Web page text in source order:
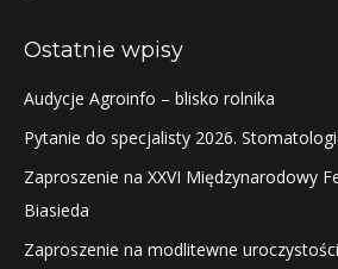
Ostatnie wpisy
Audycje Agroinfo – blisko rolnika
Pytanie do specjalisty 2026.
Zaproszenie na XXVI Międzynarodowy
Biasieda
Zaproszenie na modlitewne